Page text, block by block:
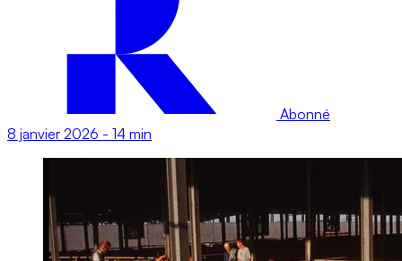
Abonné
8 janvier 2026 - 14 min